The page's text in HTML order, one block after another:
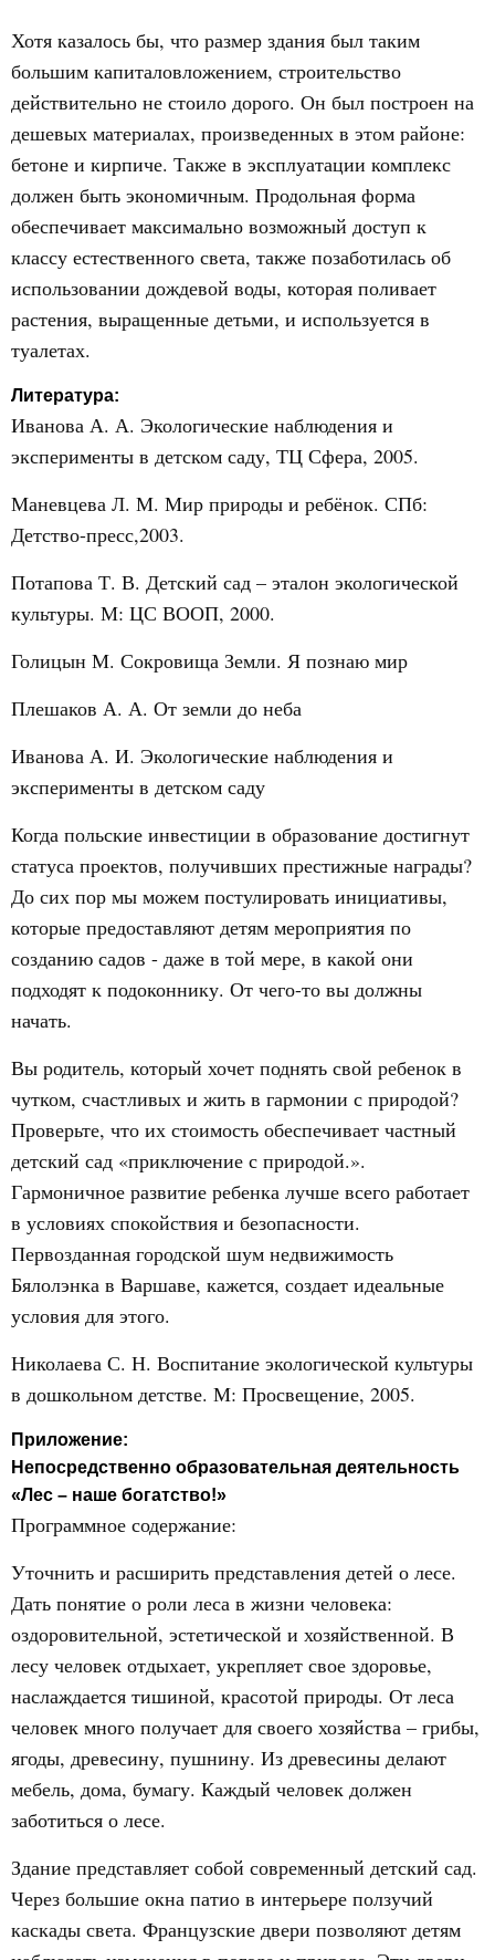
Хотя казалось бы, что размер здания был таким
большим капиталовложением, строительство
действительно не стоило дорого. Он был построен на
дешевых материалах, произведенных в этом районе:
бетоне и кирпиче. Также в эксплуатации комплекс
должен быть экономичным. Продольная форма
обеспечивает максимально возможный доступ к
классу естественного света, также позаботилась об
использовании дождевой воды, которая поливает
растения, выращенные детьми, и используется в
туалетах.
Литература:
Иванова А. А. Экологические наблюдения и
эксперименты в детском саду, ТЦ Сфера, 2005.
Маневцева Л. М. Мир природы и ребёнок. СПб:
Детство-пресс,2003.
Потапова Т. В. Детский сад – эталон экологической
культуры. М: ЦС ВООП, 2000.
Голицын М. Сокровища Земли. Я познаю мир
Плешаков А. А. От земли до неба
Иванова А. И. Экологические наблюдения и
эксперименты в детском саду
Когда польские инвестиции в образование достигнут
статуса проектов, получивших престижные награды?
До сих пор мы можем постулировать инициативы,
которые предоставляют детям мероприятия по
созданию садов - даже в той мере, в какой они
подходят к подоконнику. От чего-то вы должны
начать.
Вы родитель, который хочет поднять свой ребенок в
чутком, счастливых и жить в гармонии с природой?
Проверьте, что их стоимость обеспечивает частный
детский сад «приключение с природой.».
Гармоничное развитие ребенка лучше всего работает
в условиях спокойствия и безопасности.
Первозданная городской шум недвижимость
Бялолэнка в Варшаве, кажется, создает идеальные
условия для этого.
Николаева С. Н. Воспитание экологической культуры
в дошкольном детстве. М: Просвещение, 2005.
Приложение:
Непосредственно образовательная деятельность
«Лес – наше богатство!»
Программное содержание:
Уточнить и расширить представления детей о лесе.
Дать понятие о роли леса в жизни человека:
оздоровительной, эстетической и хозяйственной. В
лесу человек отдыхает, укрепляет свое здоровье,
наслаждается тишиной, красотой природы. От леса
человек много получает для своего хозяйства – грибы,
ягоды, древесину, пушнину. Из древесины делают
мебель, дома, бумагу. Каждый человек должен
заботиться о лесе.
Здание представляет собой современный детский сад.
Через большие окна патио в интерьере ползучий
каскады света. Французские двери позволяют детям